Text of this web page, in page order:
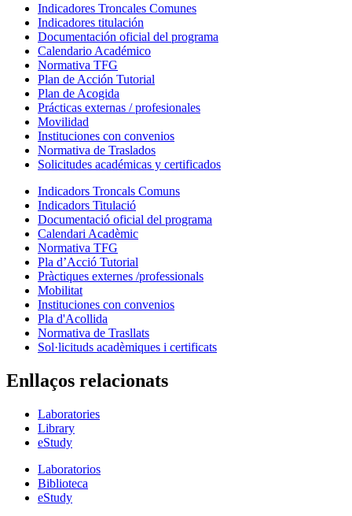
Indicadores Troncales Comunes
Indicadores titulación
Documentación oficial del programa
Calendario Académico
Normativa TFG
Plan de Acción Tutorial
Plan de Acogida
Prácticas externas / profesionales
Movilidad
Instituciones con convenios
Normativa de Traslados
Solicitudes académicas y certificados
Indicadors Troncals Comuns
Indicadors Titulació
Documentació oficial del programa
Calendari Acadèmic
Normativa TFG
Pla d’Acció Tutorial
Pràctiques externes /professionals
Mobilitat
Instituciones con convenios
Pla d'Acollida
Normativa de Trasllats
Sol·licituds acadèmiques i certificats
Enllaços relacionats
Laboratories
Library
eStudy
Laboratorios
Biblioteca
eStudy